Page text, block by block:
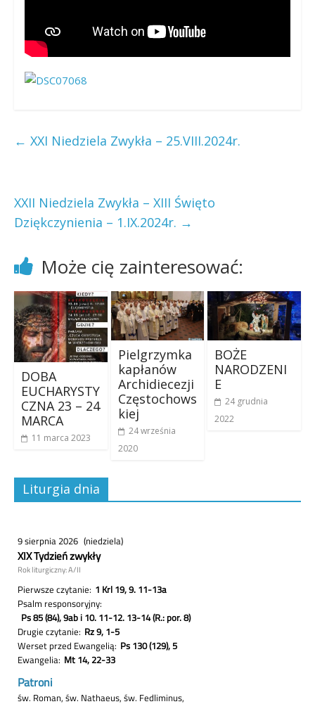
← XXI Niedziela Zwykła – 25.VIII.2024r.
XXII Niedziela Zwykła – XIII Święto
Dziękczynienia – 1.IX.2024r. →
Może cię zainteresować:
DOBA
EUCHARYSTY
CZNA 23 – 24
MARCA
11 marca 2023
Pielgrzymka
kapłanów
Archidiecezji
Częstochows
kiej
24 września
2020
BOŻE
NARODZENI
E
24 grudnia
2022
Liturgia dnia